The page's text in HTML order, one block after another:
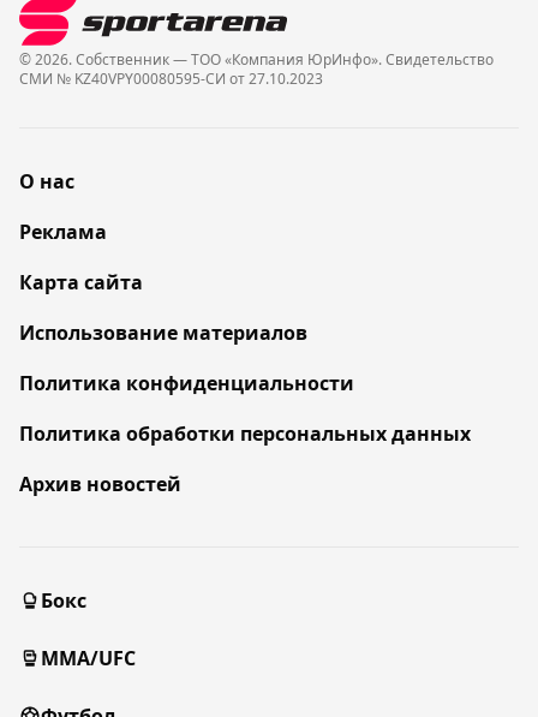
© 2026. Собственник — ТОО «Компания ЮрИнфо». Cвидетельство
СМИ № KZ40VPY00080595-СИ от 27.10.2023
О нас
Реклама
Карта сайта
Использование материалов
Политика конфиденциальности
Политика обработки персональных данных
Архив новостей
Бокс
MMA/UFC